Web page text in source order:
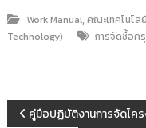
ล
ง
วิ
จั
Work Manual,คณะเทคโนโ
Technology)
การจัดซื้อค
แ
คู่มือปฏิบัติงานการจัดโค